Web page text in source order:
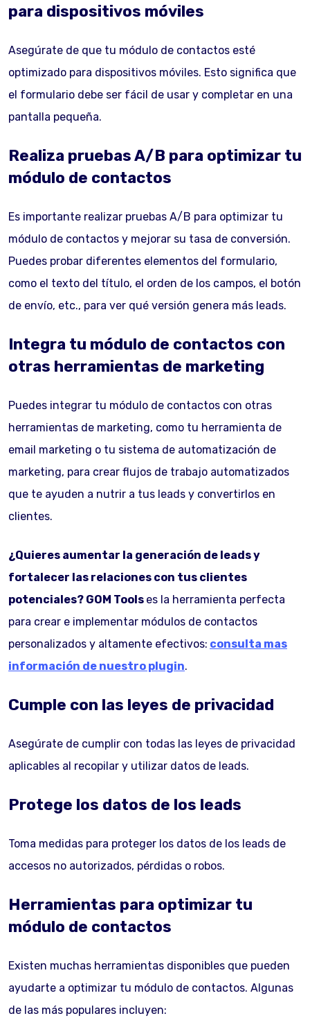
para dispositivos móviles
Asegúrate de que tu módulo de contactos esté
optimizado para dispositivos móviles. Esto significa que
el formulario debe ser fácil de usar y completar en una
pantalla pequeña.
Realiza pruebas A/B para optimizar tu
módulo de contactos
Es importante realizar pruebas A/B para optimizar tu
módulo de contactos y mejorar su tasa de conversión.
Puedes probar diferentes elementos del formulario,
como el texto del título, el orden de los campos, el botón
de envío, etc., para ver qué versión genera más leads.
Integra tu módulo de contactos con
otras herramientas de marketing
Puedes integrar tu módulo de contactos con otras
herramientas de marketing, como tu herramienta de
email marketing o tu sistema de automatización de
marketing, para crear flujos de trabajo automatizados
que te ayuden a nutrir a tus leads y convertirlos en
clientes.
¿Quieres aumentar la generación de leads y
fortalecer las relaciones con tus clientes
potenciales? GOM Tools es la herramienta perfecta
para crear e implementar módulos de contactos
personalizados y altamente efectivos: consulta mas
información de nuestro plugin.
Cumple con las leyes de privacidad
Asegúrate de cumplir con todas las leyes de privacidad
aplicables al recopilar y utilizar datos de leads.
Protege los datos de los leads
Toma medidas para proteger los datos de los leads de
accesos no autorizados, pérdidas o robos.
Herramientas para optimizar tu
módulo de contactos
Existen muchas herramientas disponibles que pueden
ayudarte a optimizar tu módulo de contactos. Algunas
de las más populares incluyen: